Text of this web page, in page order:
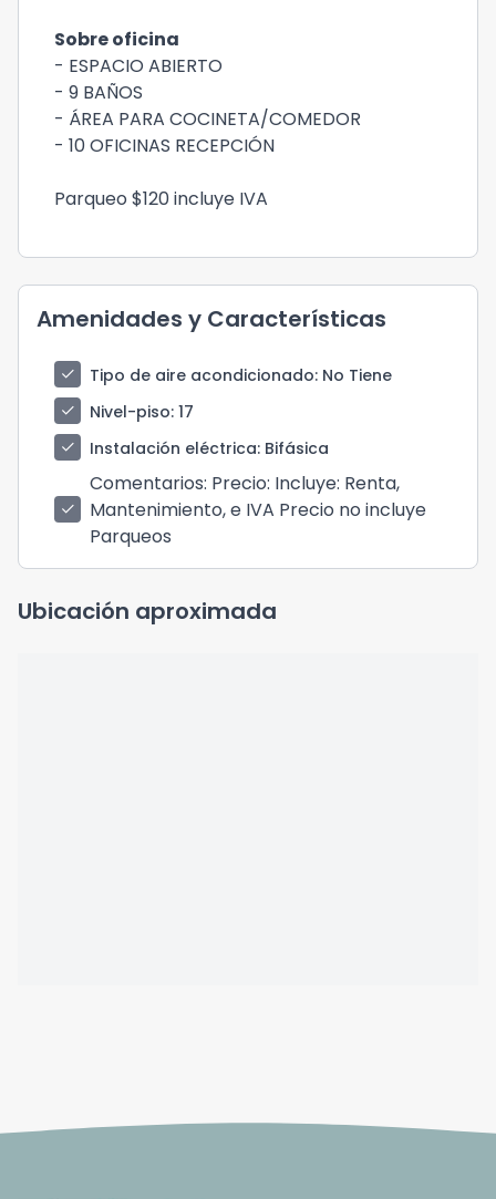
Sobre oficina
- ESPACIO ABIERTO
- 9 BAÑOS
- ÁREA PARA COCINETA/COMEDOR
- 10 OFICINAS RECEPCIÓN
Parqueo $120 incluye IVA
Amenidades y Características
check Tipo de aire acondicionado: No Tiene
check
Nivel-piso: 17
check
Instalación eléctrica: Bifásica
check
Comentarios: Precio: Incluye: Renta,
Mantenimiento, e IVA Precio no incluye
Parqueos
Ubicación aproximada